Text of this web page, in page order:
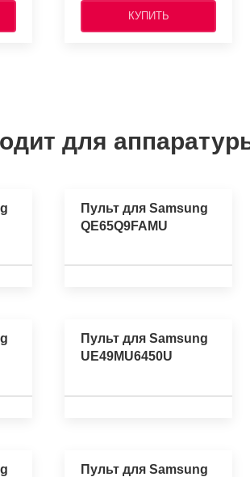
КУПИТЬ
для
Пульт для Samsung
QE65Q9FAMU
Пульт для Samsung
UE49MU6450U
Пульт для Samsung